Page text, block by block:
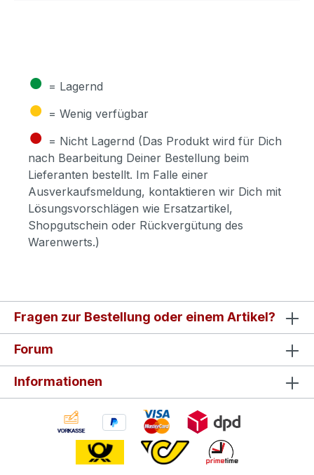
● = Lagernd
● = Wenig verfügbar
● = Nicht Lagernd (Das Produkt wird für Dich
nach Bearbeitung Deiner Bestellung beim
Lieferanten bestellt. Im Falle einer
Ausverkaufsmeldung, kontaktieren wir Dich mit
Lösungsvorschlägen wie Ersatzartikel,
Shopgutschein oder Rückvergütung des
Warenwerts.)
Fragen zur Bestellung oder einem Artikel?
Forum
Informationen